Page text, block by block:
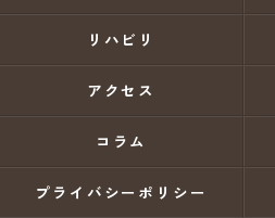
リハビリ
アクセス
コラム
プライバシーポリシー